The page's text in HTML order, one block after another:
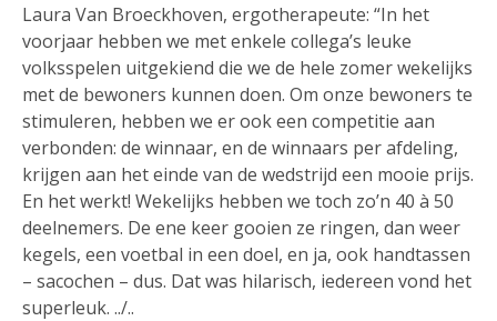
Laura Van Broeckhoven, ergotherapeute: “In het
voorjaar hebben we met enkele collega’s leuke
volksspelen uitgekiend die we de hele zomer wekelijks
met de bewoners kunnen doen. Om onze bewoners te
stimuleren, hebben we er ook een competitie aan
verbonden: de winnaar, en de winnaars per afdeling,
krijgen aan het einde van de wedstrijd een mooie prijs.
En het werkt! Wekelijks hebben we toch zo’n 40 à 50
deelnemers. De ene keer gooien ze ringen, dan weer
kegels, een voetbal in een doel, en ja, ook handtassen
– sacochen – dus. Dat was hilarisch, iedereen vond het
superleuk. ../..